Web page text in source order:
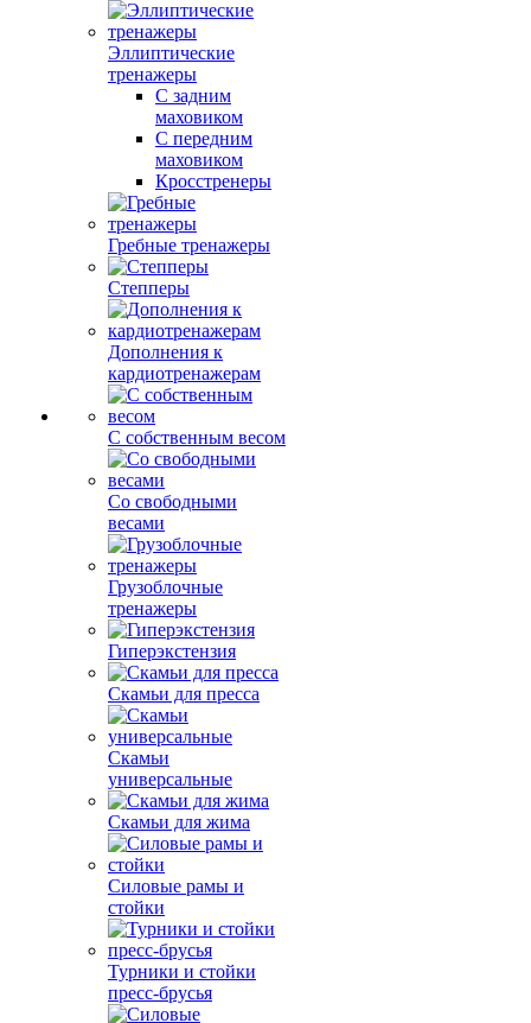
Эллиптические
тренажеры
С задним
маховиком
С передним
маховиком
Кросстренеры
Гребные тренажеры
Степперы
Дополнения к
кардиотренажерам
С собственным весом
Со свободными
весами
Грузоблочные
тренажеры
Гиперэкстензия
Скамьи для пресса
Скамьи
универсальные
Скамьи для жима
Силовые рамы и
стойки
Турники и стойки
пресс-брусья